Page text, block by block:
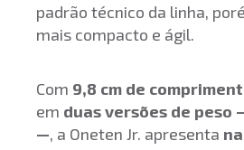
padrão técnico da linha,
mais compacto e ágil.
Com 9,8 cm de
em duas versões de peso
—, a Oneten Jr. apresenta